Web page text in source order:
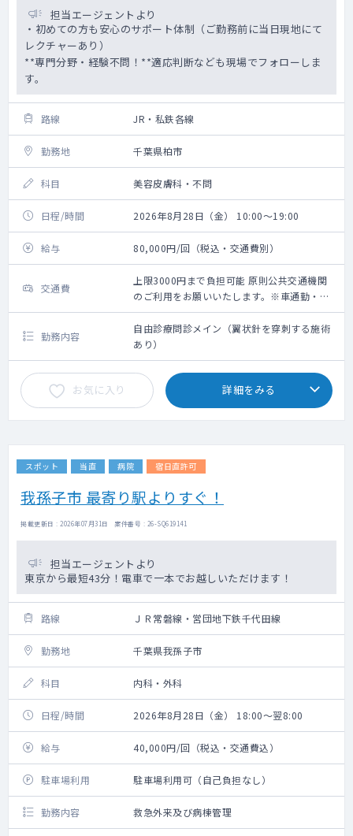
担当エージェントより
・初めての方も安心のサポート体制（ご勤務前に当日現地にて
レクチャーあり）
**専門分野・経験不問！**適応判断なども現場でフォローしま
す。
路線 JR・私鉄各線
勤務地 千葉県柏市
科目 美容皮膚科・不問
日程/時間 2026年8月28日（金） 10:00～19:00
給与 80,000円/回（税込・交通費別）
交通費
上限3000円まで負担可能 原則公共交通機関
のご利用をお願いいたします。※車通勤・タ
クシー利用要相談
勤務内容
自由診療問診メイン（翼状針を穿刺する施術
あり）
お気に入り 詳細をみる
スポット 当直 病院 宿日直許可
我孫子市 最寄り駅よりすぐ！
掲載更新日 : 2026年07月31日 案件番号 : 26-SQ619141
担当エージェントより
東京から最短43分！電車で一本でお越しいただけます！
路線 ＪＲ常磐線・営団地下鉄千代田線
勤務地 千葉県我孫子市
科目 内科・外科
日程/時間 2026年8月28日（金） 18:00～翌8:00
給与 40,000円/回（税込・交通費込）
駐車場利用 駐車場利用可（自己負担なし）
勤務内容 救急外来及び病棟管理